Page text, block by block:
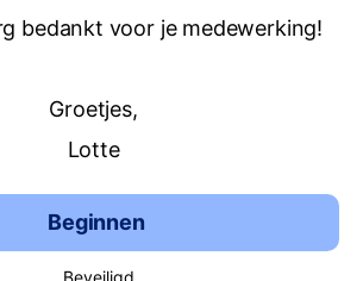
bedankt voor je medewerking!
Groetjes,
Lotte
Beginnen
Beveiligd